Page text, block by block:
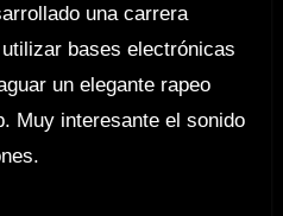
una carrera
bases electrónicas
un elegante rapeo
Muy interesante el sonido